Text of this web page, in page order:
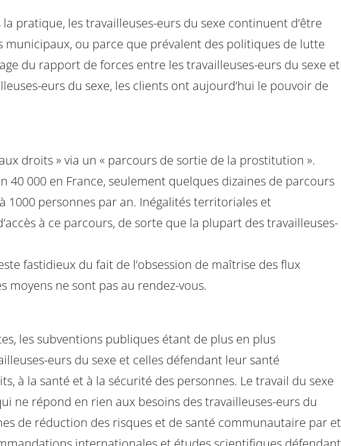
pratique, les travailleuses-eurs du sexe continuent d’être
municipaux, ou parce que prévalent des politiques de lutte
du rapport de forces entre les travailleuses-eurs du sexe et
eurs du sexe, les clients ont aujourd’hui le pouvoir de
droits » via un « parcours de sortie de la prostitution ».
40 000 en France, seulement quelques dizaines de parcours
1000 personnes par an. Inégalités territoriales et
à ce parcours, de sorte que la plupart des travailleuses-
fastidieux du fait de l’obsession de maîtrise des flux
moyens ne sont pas au rendez-vous.
les subventions publiques étant de plus en plus
eurs du sexe et celles défendant leur santé
à la santé et à la sécurité des personnes. Le travail du sexe
ne répond en rien aux besoins des travailleuses-eurs du
de réduction des risques et de santé communautaire par et